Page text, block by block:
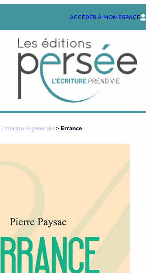
ACCÉDER À MON ESPACE
Littérature générale > Errance